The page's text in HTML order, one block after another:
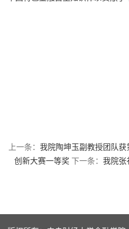
上一条： 我院陶坤玉副教授团队
创新大赛一等奖 下一条： 我院张